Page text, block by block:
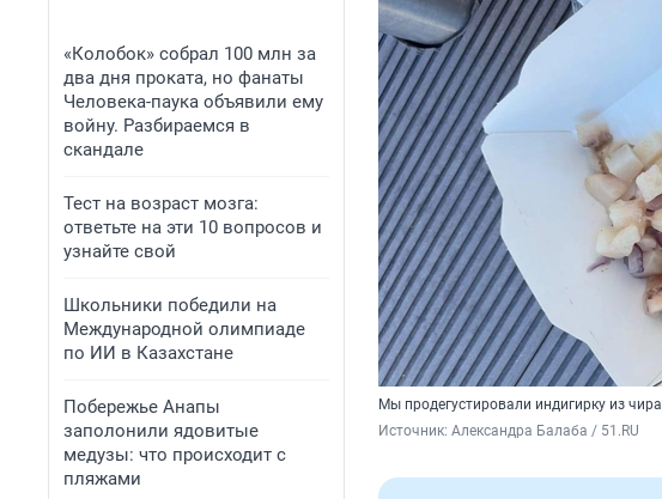
«Колобок» собрал 100 млн за
два дня проката, но фанаты
Человека-паука объявили ему
войну. Разбираемся в
скандале
Тест на возраст мозга:
ответьте на эти 10 вопросов и
узнайте свой
Школьники победили на
Международной олимпиаде
по ИИ в Казахстане
Побережье Анапы
заполонили ядовитые
медузы: что происходит с
пляжами
Мы продегустировали индигирку из чира
Источник: Александра Балаба / 51.RU